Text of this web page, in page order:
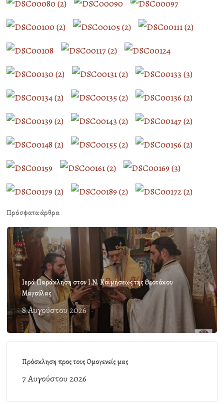
Πρόσφατα άρθρα
Ιερά Παράκληση στον Ι.Ν. Κοιμήσεως της Θεοτόκου
Μαγούλας
8 Αυγούστου 2026
Πρόσκληση προς τους Ομογενείς μας
7 Αυγούστου 2026